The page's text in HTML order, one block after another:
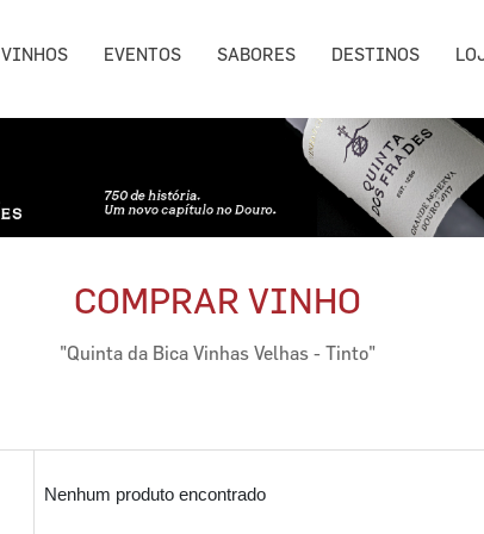
VINHOS EVENTOS SABORES DESTINOS
COMPRAR VINHO
"Quinta da Bica Vinhas Velhas - Tinto"
Nenhum produto encontrado